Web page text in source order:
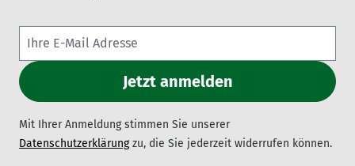
Mit Ihrer Anmeldung stimmen Sie unserer
Datenschutzerklärungzu, die Sie jederzeit widerrufen können.